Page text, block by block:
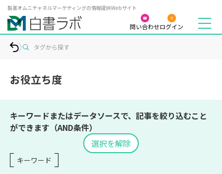
製薬オムニチャネルマーケティングの情報提供Webサイト
問い合わせログイン
タグから探す
お役立ち度
キーワードまたはデータソースで、記事を絞り込むこと
ができます（AND条件）
選択を解除
キーワード